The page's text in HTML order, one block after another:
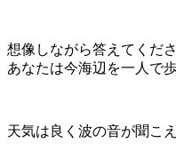
想像しながら答えてくださ
あなたは今海辺を一人で
天気は良く波の音が聞こ